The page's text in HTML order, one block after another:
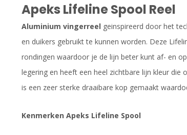
Apeks Lifeline Spool Reel
Aluminium vingerreel geinspireerd door het
en duikers gebruikt te kunnen worden. Deze
rondingen waardoor je de lijn beter kunt af- en
legering en heeft een heel zichtbare lijn kleur die
is een zeer sterke draaibare kop gemaakt
Kenmerken Apeks Lifeline Spool